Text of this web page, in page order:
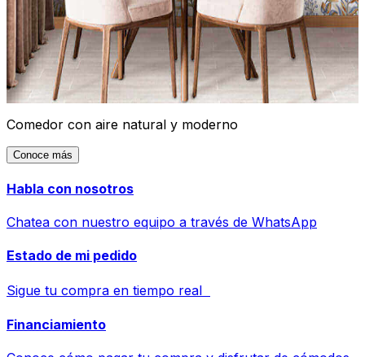
Comedor con aire natural y moderno
Conoce más
Habla con nosotros
Chatea con nuestro equipo a través de WhatsApp
Estado de mi pedido
Sigue tu compra en tiempo real
Financiamiento